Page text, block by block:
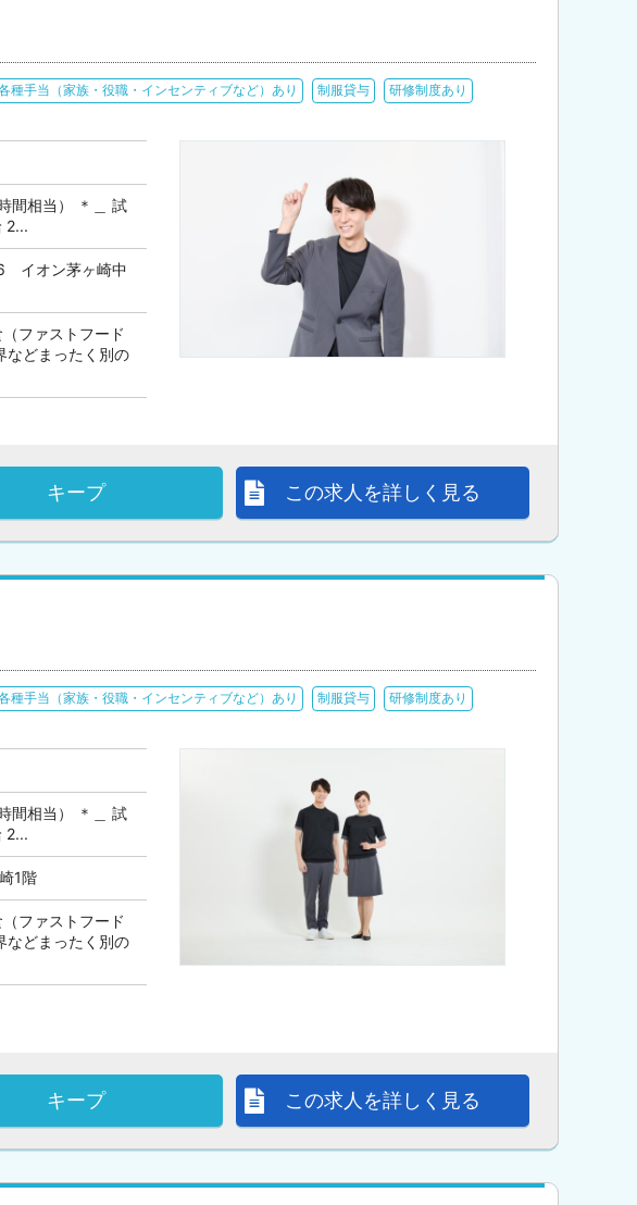
種手当（家族・役職・インセンティブなど）あり 制服貸与 研修制度あり
間相当） ＊＿ 試
2...
イオン茅ヶ崎中
ファストフード
などまったく別の
この求人を詳しく見る
キープ
種手当（家族・役職・インセンティブなど）あり 制服貸与 研修制度あり
間相当） ＊＿ 試
2...
1階
ファストフード
などまったく別の
この求人を詳しく見る
キープ